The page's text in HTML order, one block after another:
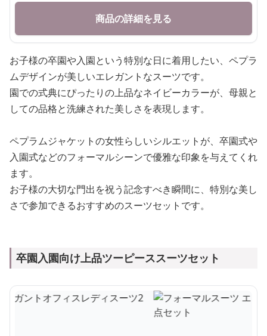
商品の詳細を見る
お子様の卒園や入園という特別な日に着用したい、ペプラ
ムデザインが美しいエレガントなスーツです。
園での式典にぴったりの上品なネイビーカラーが、母親と
しての品格と洗練された美しさを表現します。
ペプラムジャケットの女性らしいシルエットが、卒園式や
入園式などのフォーマルシーンで優雅な印象を与えてくれ
ます。
お子様の大切な門出を祝う記念すべき瞬間に、特別な美し
さで参加できるおすすめのスーツセットです。
卒園入園向け上品ツーピーススーツセット